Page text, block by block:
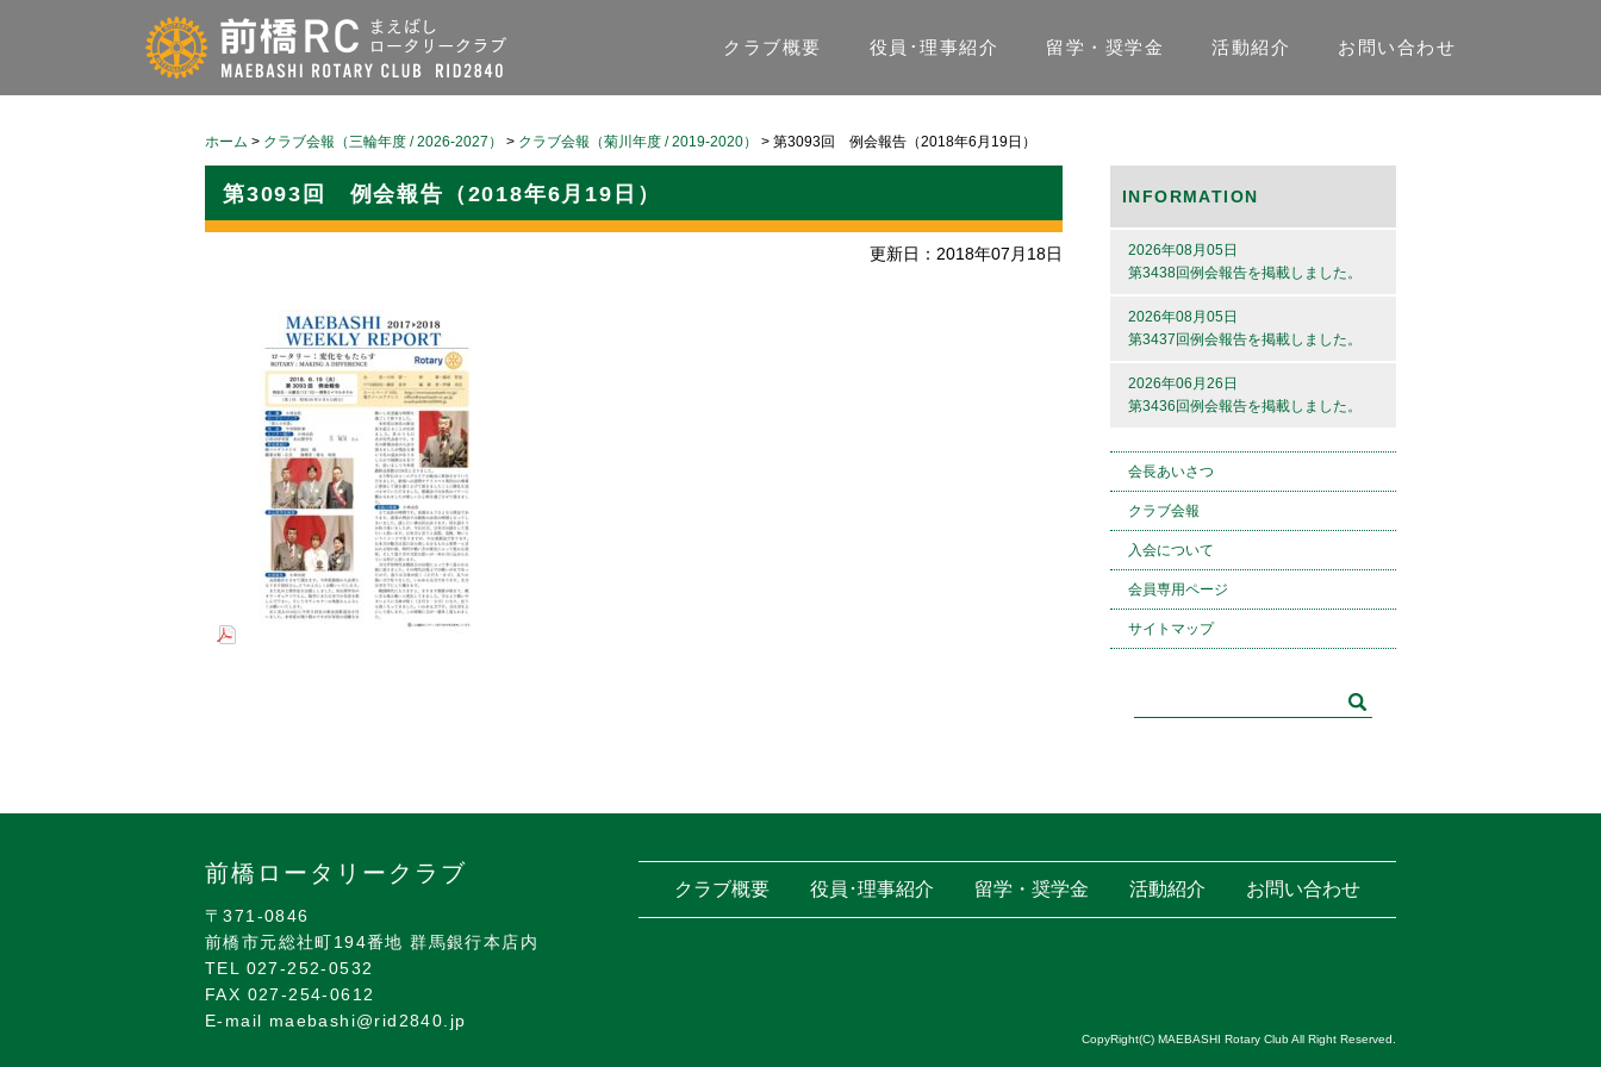
クラブ概要 役員･理事紹介 留学・奨学金 活動紹介 お問い合わせ
ホーム > クラブ会報（三輪年度 / 2026-2027） > クラブ会報（菊川年度 / 2019-2020） > 第3093回 例会報告（2018年6月19日）
第3093回 例会報告（2018年6月19日）
更新日：2018年07月18日
INFORMATION
2026年08月05日
第3438回例会報告を掲載しました。
2026年08月05日
第3437回例会報告を掲載しました。
2026年06月26日
第3436回例会報告を掲載しました。
会長あいさつ
クラブ会報
入会について
会員専用ページ
サイトマップ
クラブ概要 役員･理事紹介 留学・奨学金 活動紹介 お問い合わせ
前橋ロータリークラブ
〒371-0846
前橋市元総社町194番地 群馬銀行本店内
TEL 027-252-0532
FAX 027-254-0612
E-mail maebashi@rid2840.jp
CopyRight(C) MAEBASHI Rotary Club All Right Reserved.